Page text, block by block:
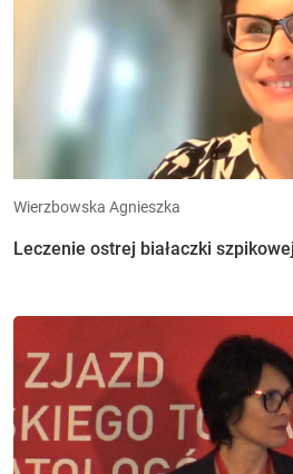
Wierzbowska Agnieszka
Leczenie ostrej białaczki szpikowej